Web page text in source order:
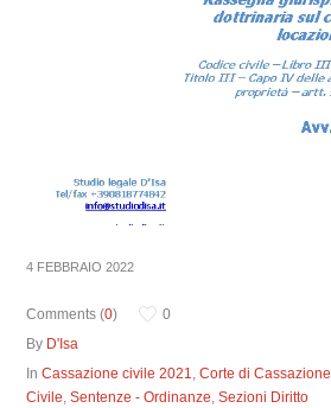
4 FEBBRAIO 2022
Comments (0)
0
By D'Isa
InCassazione civile 2021,Corte di Cassazione
Civile,Sentenze - Ordinanze,Sezioni Diritto